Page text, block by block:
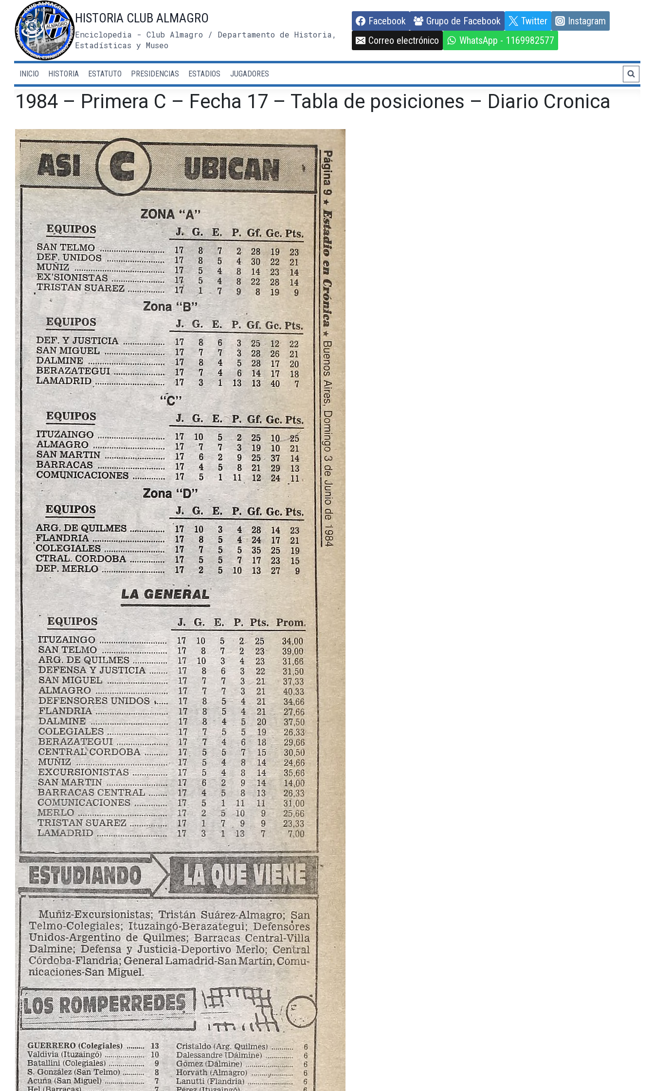
contenido
HISTORIA CLUB ALMAGRO
Enciclopedia - Club Almagro / Departamento de Historia,
Estadísticas y Museo
Facebook Grupo de Facebook Twitter
Instagram
Correo electrónico
WhatsApp - 1169982577
INICIO HISTORIA ESTATUTO PRESIDENCIAS ESTADIOS JUGADORES
1984 – Primera C – Fecha 17 – Tabla de posiciones – Diario Cronica